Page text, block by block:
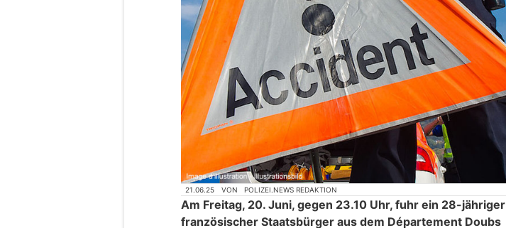
21.06.25 VON POLIZEI.NEWS REDAKTION
Am Freitag, 20. Juni, gegen 23.10 Uhr, fuhr ein 28-jähriger
französischer Staatsbürger aus dem Département Doubs